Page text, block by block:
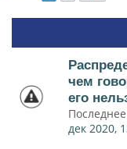
чем
его
дек 2020,